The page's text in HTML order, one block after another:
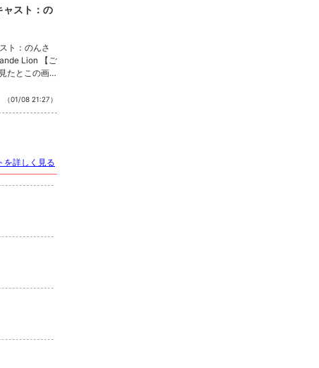
ャスト：の
ト：のんさ
Lion 【ご
たとこの画
円ボッキ
ービス！！
！もお願いし
（01/08 21:27）
を詳しく見る